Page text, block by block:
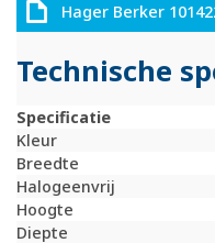
Hager Berker
Technische
Specificatie
Kleur
Breedte
Halogeenvrij
Hoogte
Diepte